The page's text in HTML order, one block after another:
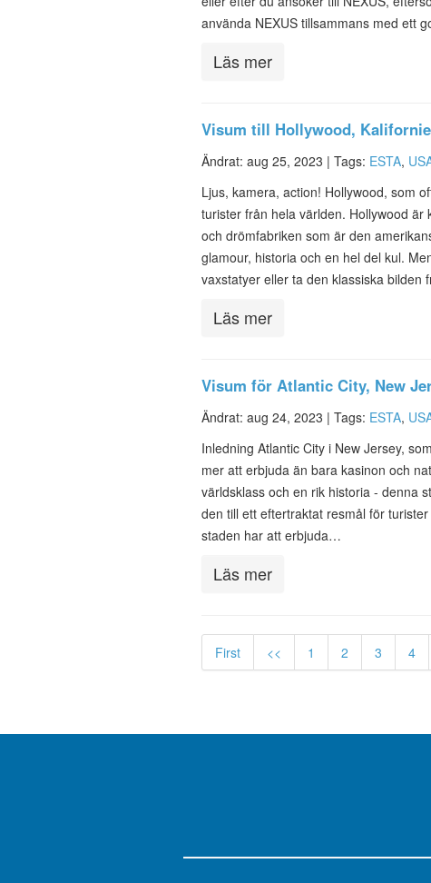
använda NEXUS tillsammans med ett
Läs mer
Visum till Hollywood,
Ändrat: aug 25, 2023 | Tags: ESTA,
Ljus, kamera, action! Hollywood, som
turister från hela världen. Hollywood är
och drömfabriken som är den
glamour, historia och en hel del kul.
vaxstatyer eller ta den klassiska
Läs mer
Visum för Atlantic City, New
Ändrat: aug 24, 2023 | Tags: ESTA,
Inledning Atlantic City i New Jersey,
mer att erbjuda än bara kasinon och
världsklass och en rik historia - denna
den till ett eftertraktat resmål för
staden har att erbjuda…
Läs mer
First << 1 2 3 4